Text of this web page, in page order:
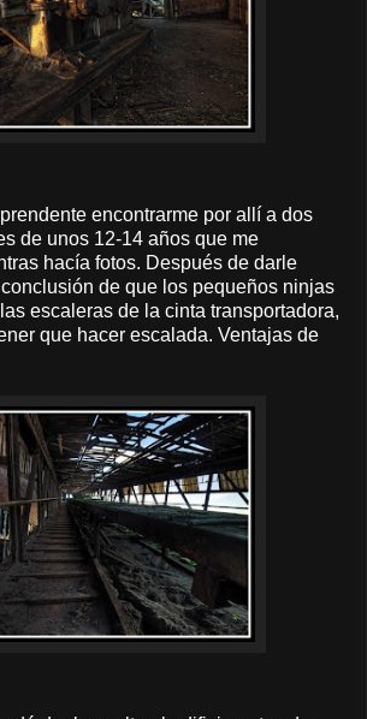
encontrarme por allí a dos
de unos 12-14 años que me
hacía fotos. Después de darle
de que los pequeños ninjas
escaleras de la cinta transportadora,
que hacer escalada. Ventajas de